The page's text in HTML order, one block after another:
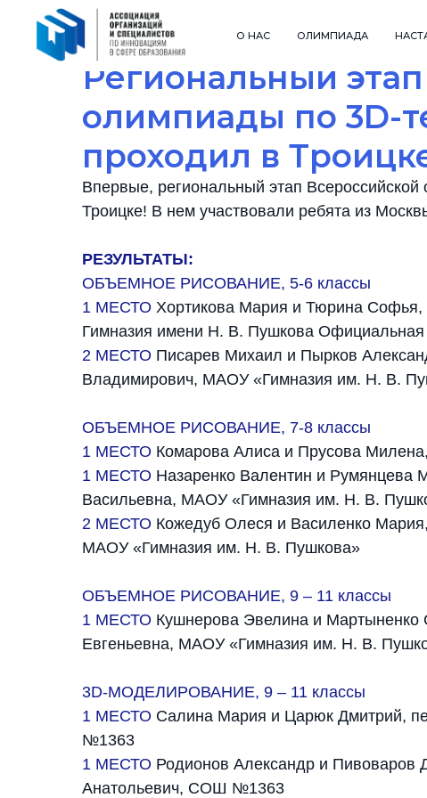
О НАС ОЛИМПИАДА
Региональный
олимпиады по 3D-
проходил в
Впервые, региональный этап
Троицке! В нем участвовали ребята из
РЕЗУЛЬТАТЫ:
ОБЪЕМНОЕ РИСОВАНИЕ, 5-6 классы
1 МЕСТО Хортикова Мария и Тюрина Софья,
Гимназия имени Н. В. Пушкова Официальная
2 МЕСТО Писарев Михаил и Пырков
Владимирович, МАОУ «Гимназия им. Н. В.
ОБЪЕМНОЕ РИСОВАНИЕ, 7-8 классы
1 МЕСТО Комарова Алиса и Прусова
1 МЕСТО Назаренко Валентин и Румянцева
Васильевна, МАОУ «Гимназия им. Н. В.
2 МЕСТО Кожедуб Олеся и Василенко
МАОУ «Гимназия им. Н. В. Пушкова»
ОБЪЕМНОЕ РИСОВАНИЕ, 9 – 11 классы
1 МЕСТО Кушнерова Эвелина и Мартыненко
Евгеньевна, МАОУ «Гимназия им. Н. В.
3D-МОДЕЛИРОВАНИЕ, 9 – 11 классы
1 МЕСТО Салина Мария и Царюк Дмитрий,
№1363
1 МЕСТО Родионов Александр и Пивоваров
Анатольевич, СОШ №1363